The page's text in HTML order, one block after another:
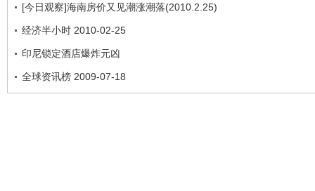
[今日观察]海南房价又见潮涨潮落(2010.2.25)
经济半小时 2010-02-25
印尼锁定酒店爆炸元凶
全球资讯榜 2009-07-18